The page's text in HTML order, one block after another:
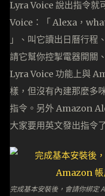
Lyra Voice 說出指令就
Voice：「 Alexa，
」、叫它讀出日曆行程
請它幫你控掣電器開關
Lyra Voice 功能上與
樣，但沒有內建那麼多
指令。另外 Amazon
大家要用英文發出指令
完成基本安裝後，會請你綁定